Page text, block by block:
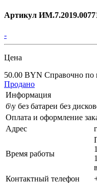
Артикул
-
Цена
50.00 BYN Справочно по
Продано
Информация
б\у без батареи без
Оплата и оформление
Адрес
Время работы
Контактный телефон